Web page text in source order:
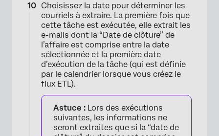
Choisissez la date pour déterminer les
courriels à extraire. La première fois que
cette tâche est exécutée, elle extrait les
e-mails dont la “Date de clôture” de
l’affaire est comprise entre la date
sélectionnée et la première date
d’exécution de la tâche (qui est définie
par le calendrier lorsque vous créez le
flux ETL).
Astuce : Lors des exécutions
suivantes, les informations ne
seront extraites que si la “date de